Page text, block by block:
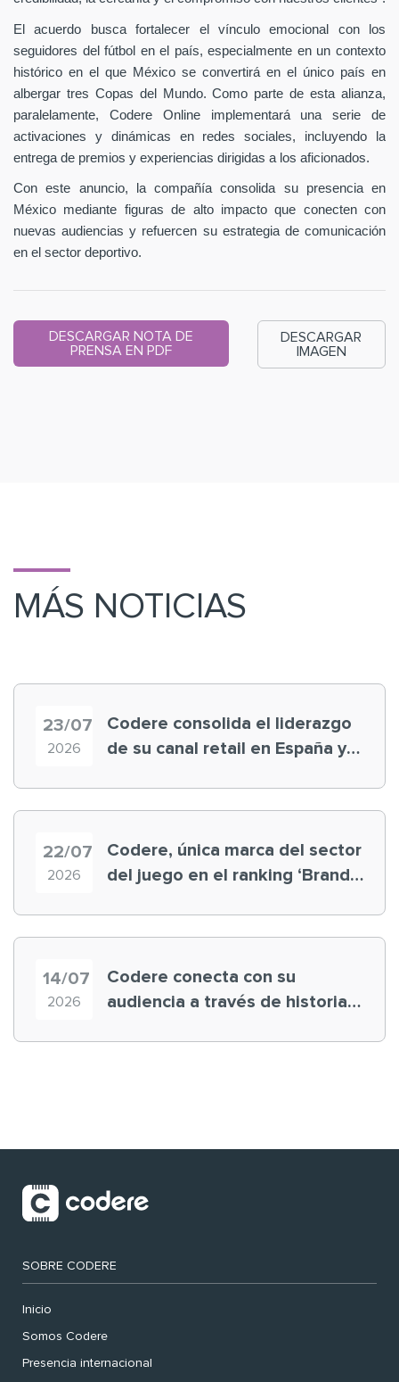
El acuerdo busca fortalecer el vínculo emocional con los
seguidores del fútbol en el país, especialmente en un contexto
histórico en el que México se convertirá en el único país en
albergar tres Copas del Mundo. Como parte de esta alianza,
paralelamente, Codere Online implementará una serie de
activaciones y dinámicas en redes sociales, incluyendo la
entrega de premios y experiencias dirigidas a los aficionados.
Con este anuncio, la compañía consolida su presencia en
México mediante figuras de alto impacto que conecten con
nuevas audiencias y refuercen su estrategia de comunicación
en el sector deportivo.
DESCARGAR NOTA DE
PRENSA EN PDF
DESCARGAR
IMAGEN
MÁS NOTICIAS
23/07
2026
Codere consolida el liderazgo
de su canal retail en España y
22/07
2026
Codere, única marca del sector
del juego en el ranking ‘Brand
14/07
2026
Codere conecta con su
audiencia a través de historias
SOBRE CODERE
Inicio
Somos Codere
Presencia internacional